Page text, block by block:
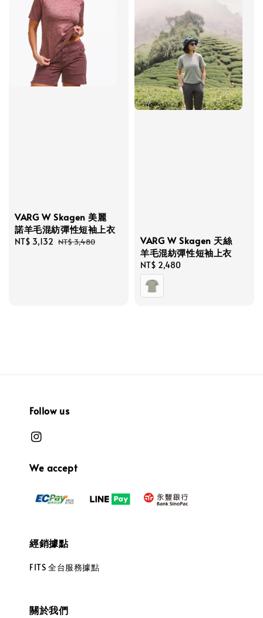
VARG W Skagen 美麗
諾羊毛混紡彈性短袖上衣
Sale
NT$ 3,132 Regular
NT$ 3,480
VARG W Skagen 天絲
羊毛混紡彈性短袖上衣
Regular
price
NT$ 2,480
Follow us
We accept
經銷據點
FITS 全台服務據點
關於我們